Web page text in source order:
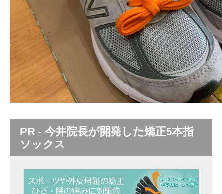
PR - 今井院長が開発した矯正5本指
ソックス